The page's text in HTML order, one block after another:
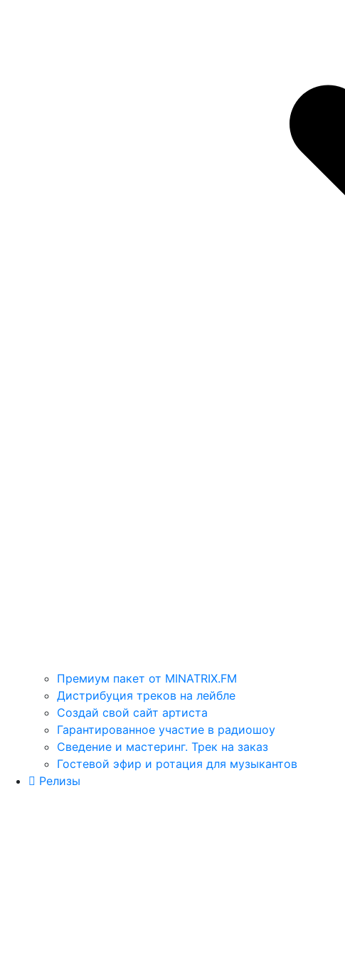
Премиум пакет от MINATRIX.FM
Дистрибуция треков на лейбле
Создай свой сайт артиста
Гарантированное участие в радиошоу
Сведение и мастеринг. Трек на заказ
Гостевой эфир и ротация для музыкантов
Релизы